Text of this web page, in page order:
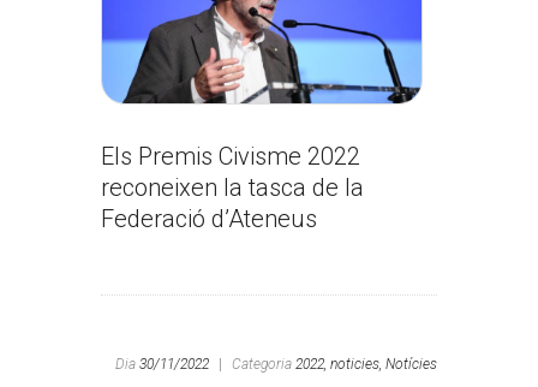
Els Premis Civisme 2022
reconeixen la tasca de la
Federació d’Ateneus
Dia 30/11/2022 | Categoria 2022, noticies, Notícies